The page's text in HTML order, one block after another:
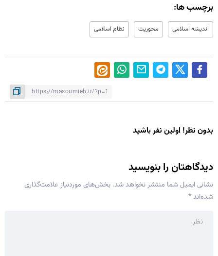
برچسب ها:
اندیشه اسلامی محوریت نظام اسلامی
بدون نظر! اولین نفر باشید
دیدگاهتان را بنویسید
نشانی ایمیل شما منتشر نخواهد شد. بخش‌های موردنیاز علامت‌گذاری
شده‌اند*